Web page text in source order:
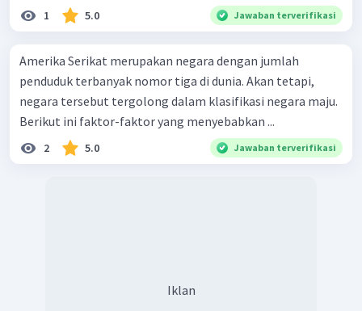
1 5.0 Jawaban terverifikasi
Amerika Serikat merupakan negara dengan jumlah
penduduk terbanyak nomor tiga di dunia. Akan tetapi,
negara tersebut tergolong dalam klasifikasi negara maju.
Berikut ini faktor-faktor yang menyebabkan ...
2 5.0 Jawaban terverifikasi
Iklan